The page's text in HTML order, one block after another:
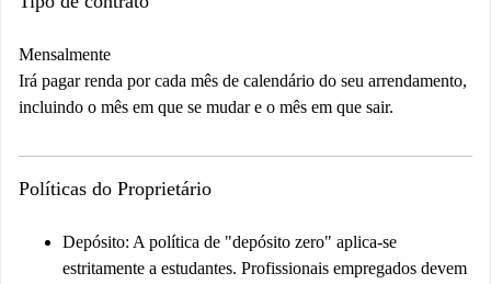
Mensalmente
Irá pagar renda por cada mês de calendário do seu arrendamento,
incluindo o mês em que se mudar e o mês em que sair.
Políticas do Proprietário
Depósito: A política de "depósito zero" aplica-se
estritamente a estudantes. Profissionais empregados devem